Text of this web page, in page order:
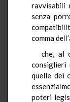
ravvisabili
senza
comma
che, al
consiglieri
quelle dei
poteri